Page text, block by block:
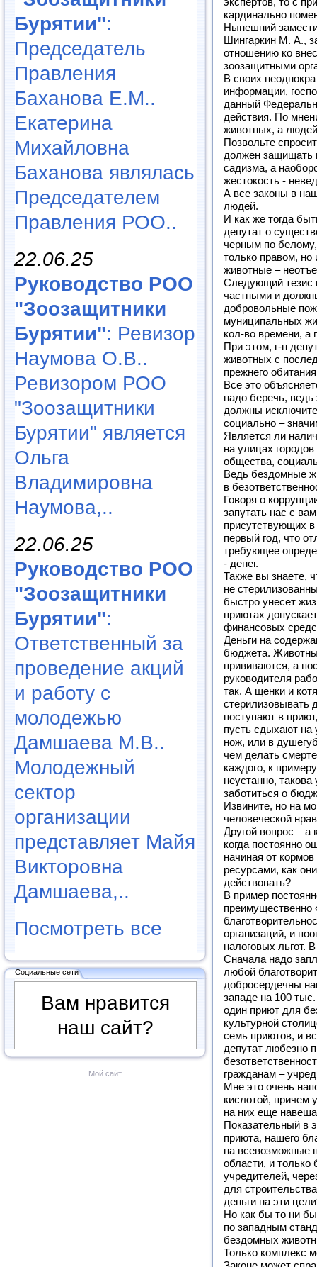
Бурятии":
Председатель
Правления
Баханова Е.М..
Екатерина
Михайловна
Баханова являлась
Председателем
Правления РОО..
22.06.25
Руководство РОО
"Зоозащитники
Бурятии": Ревизор
Наумова О.В..
Ревизором РОО
"Зоозащитники
Бурятии" является
Ольга
Владимировна
Наумова,..
22.06.25
Руководство РОО
"Зоозащитники
Бурятии":
Ответственный за
проведение акций
и работу с
молодежью
Дамшаева М.В..
Молодежный
сектор
организации
представляет Майя
Викторовна
Дамшаева,..
Посмотреть все
Социальные сети
Вам нравится
наш сайт?
Мой сайт
экспертов, то с
кардинально
Нынешний
Шингаркин М. А.,
отношению ко
зоозащитными
В своих
информации,
данный
действия. По
животных, а
Позвольте
должен защищать
садизма, а
жестокость -
А все законы в
людей.
И как же тогда
депутат о
черным по
только правом, но
животные –
Следующий тезис
частными и
добровольные
муниципальных
кол-во времени, а
При этом, г-н
животных с
прежнего
Все это
надо беречь, ведь
должны
социально –
Является ли
на улицах
общества,
Ведь бездомные
в
Говоря о
запутать нас с
присутствующих
первый год, что
требующее
- денег.
Также вы знаете,
не
быстро унесет
приютах
финансовых
Деньги на
бюджета.
прививаются, а
руководителя
так. А щенки и
стерилизовывать
поступают в
пусть сдыхают на
нож, или в
чем делать
каждого, к
неустанно,
заботиться о
Извините, но на
человеческой
Другой вопрос –
когда постоянно
начиная от
ресурсами, как
действовать?
В пример
преимущественно
организаций, и
налоговых льгот.
Сначала надо
любой
добросердечны
западе на 100
один приют для
культурной
семь приютов, и
депутат любезно
гражданам –
Мне это очень
кислотой, причем
на них еще
Показательный в
приюта, нашего
на всевозможные
области, и только
учредителей,
для
деньги на эти
Но как бы то ни
по западным
бездомных
Только комплекс